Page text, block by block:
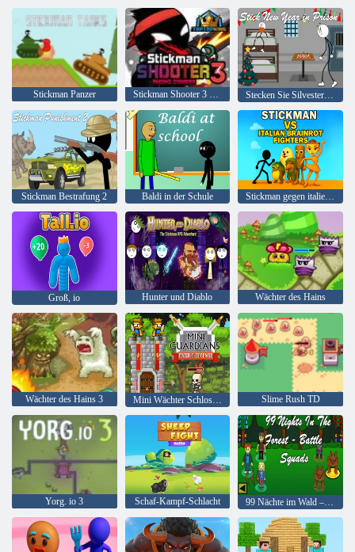
Stickman Panzer Stecken Sie Silvester ins Gefängnis
Stickman Bestrafung 2 Baldi in der Schule
Groß, io Hunter und Diablo Wächter des Hains
Wächter des Hains 3 Mini Wächter Schloss Verteidigung Slime Rush TD
Yorg. io 3 Schaf-Kampf-Schlacht 99 Nächte im Wald – Battle Squads